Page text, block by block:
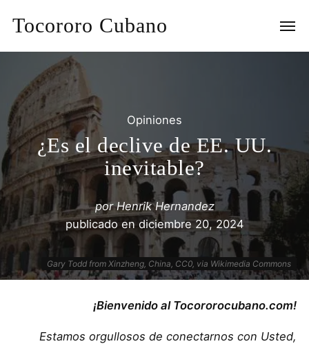
Tocororo Cubano
Opiniones
¿Es el declive de EE. UU.
inevitable?
porHenrik Hernandez
publicado en diciembre 20, 2024
Gary Todd from Xinzheng, China, CC0, via Wikimedia Commons
¡Bienvenido al Tocororocubano.com!
Estamos orgullosos de conectarnos con Usted,